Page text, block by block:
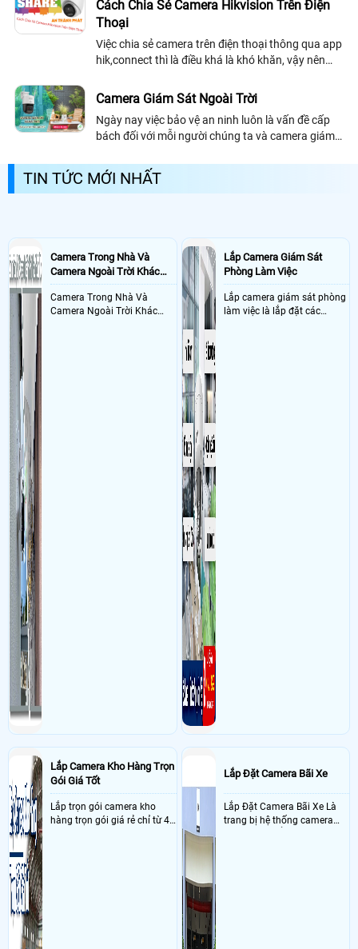
nhanh mỗi ngày
Cách Chia Sẻ Camera Hikvision Trên Điện
Thoại
Việc chia sẻ camera trên điện thoại thông qua app
hik,connect thì là điều khá là khó khăn, vậy nên
camera hikvision trên điện thoại bài viết này rất dễ
dàng làm theo thì bạn hãy đọc kỹ càng nhất có thể
Camera Giám Sát Ngoài Trời
Ngày nay việc bảo vệ an ninh luôn là vấn đề cấp
bách đối với mỗi người chúng ta và camera giám
mọi hoạt động diễn ra và ghi lại để xem khi cần
thiết
TIN TỨC MỚI NHẤT
Camera Trong Nhà Và
Camera Ngoài Trời Khác
Nhau Như Thế Nào
Camera Trong Nhà Và
Camera Ngoài Trời Khác
Lắp Camera Giám Sát
Phòng Làm Việc
Lắp camera giám sát phòng
làm việc là lắp đặt các
Lắp Camera Kho Hàng Trọn
Gói Giá Tốt
Lắp trọn gói camera kho
hàng trọn gói giá rẻ chỉ từ 4
Lắp Đặt Camera Bãi Xe
Lắp Đặt Camera Bãi Xe Là
trang bị hệ thống camera